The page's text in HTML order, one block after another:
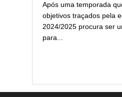
Após uma temporada
objetivos traçados pela
2024/2025 procura ser
para...